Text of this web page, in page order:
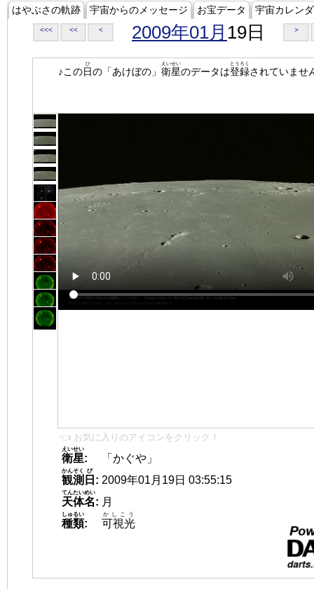
はやぶさの軌跡 宇宙からのメッセージ お宝データ 宇宙カレン
<<< << < 2009年01月 19日 >
♪この日
ひ
の「あけぼの」 衛星
えいせい
のデータは登録
とうろく
されていませ
👈 お気に入りのアイコンをクリック！
衛星
えいせい
:
「かぐや」
観測
かんそく
日
び
: 2009年01月19日 03:55:15
天体名
てんたいめい
: 月
種類
しゅるい
: 可視光
かしこう